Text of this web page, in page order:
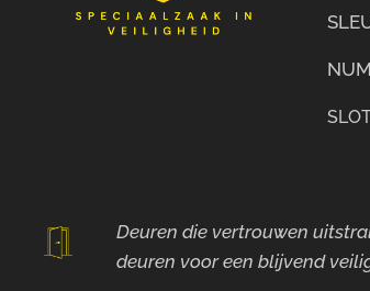
Deuren die vertrouwen
deuren vooreen blijvend